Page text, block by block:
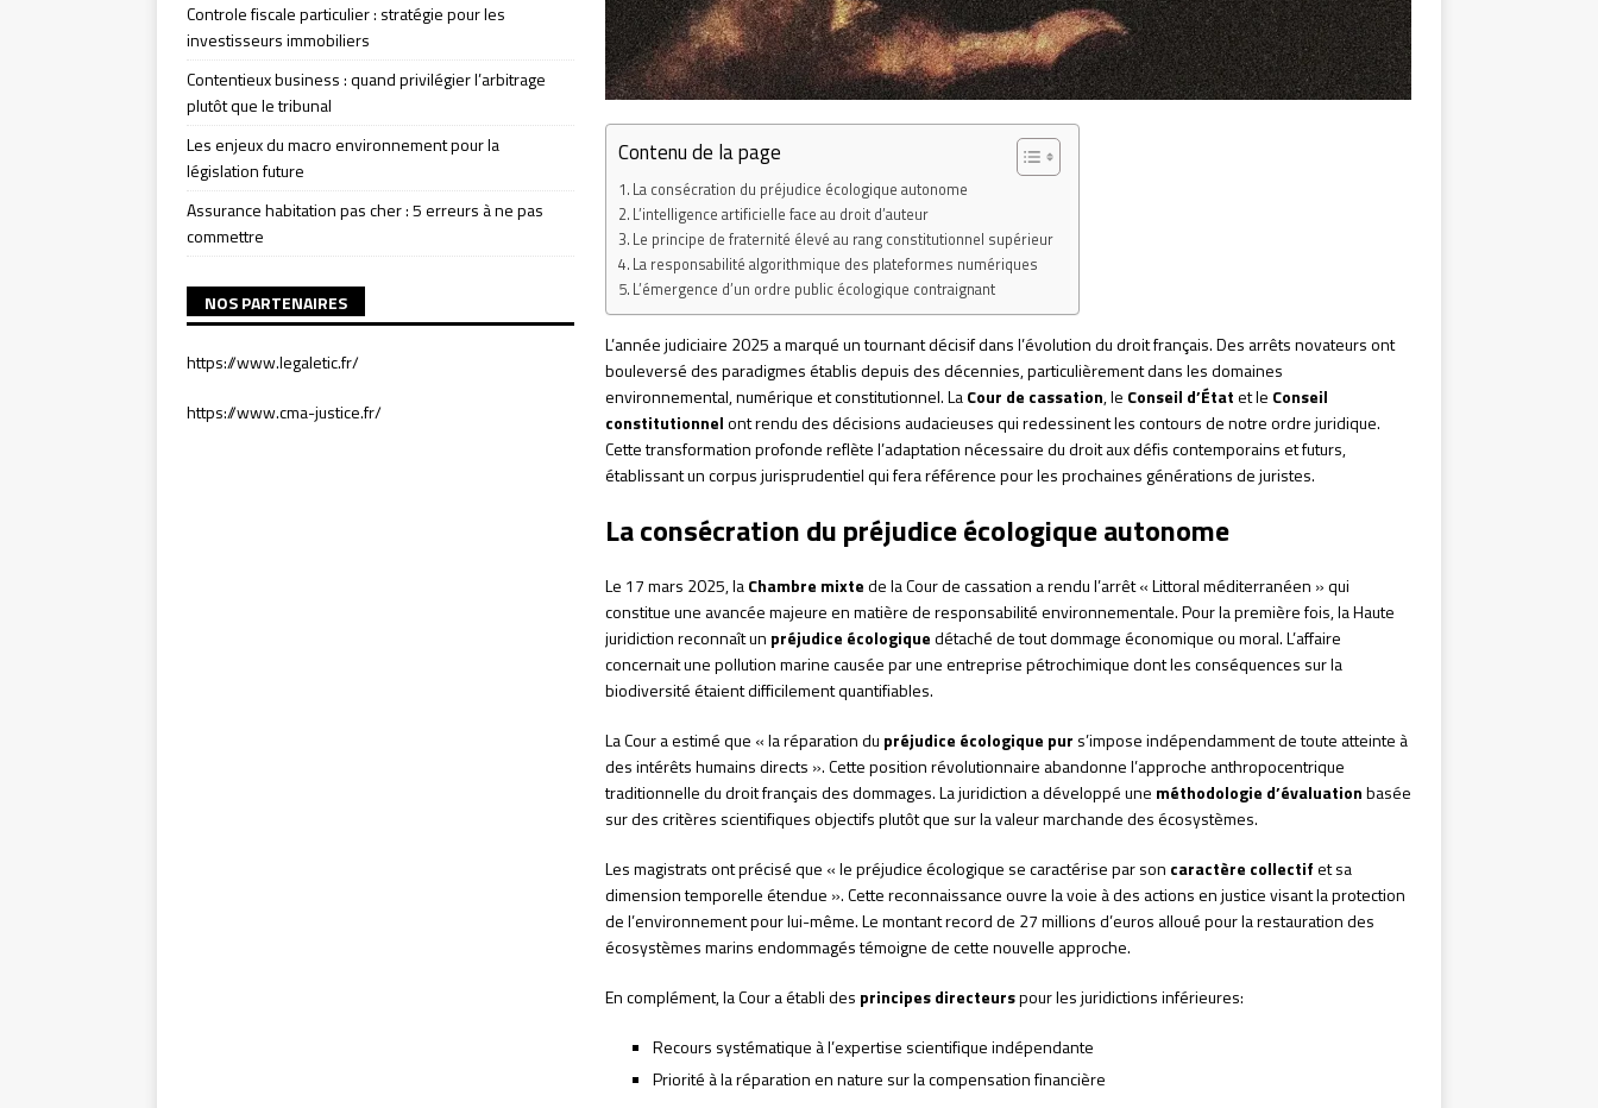
Contenu de la page
La consécration du préjudice écologique autonome
L’intelligence artificielle face au droit d’auteur
Le principe de fraternité élevé au rang constitutionnel supérieur
La responsabilité algorithmique des plateformes numériques
L’émergence d’un ordre public écologique contraignant
L’année judiciaire 2025 a marqué un tournant décisif dans l’évolution du droit français. Des arrêts novateurs ont
bouleversé des paradigmes établis depuis des décennies, particulièrement dans les domaines
environnemental, numérique et constitutionnel. LaCour de cassation, le Conseil d’Étatet le Conseil
constitutionnelont rendu des décisions audacieuses qui redessinent les contours de notre ordre juridique.
Cette transformation profonde reflète l’adaptation nécessaire du droit aux défis contemporains et futurs,
établissant un corpus jurisprudentiel qui fera référence pour les prochaines générations de juristes.
La consécration du préjudice écologique autonome
Le 17 mars 2025, laChambre mixtede la Cour de cassation a rendu l’arrêt « Littoral méditerranéen » qui
constitue une avancée majeure en matière de responsabilité environnementale. Pour la première fois, la Haute
juridiction reconnaît un préjudice écologiquedétaché de tout dommage économique ou moral. L’affaire
concernait une pollution marine causée par une entreprise pétrochimique dont les conséquences sur la
biodiversité étaient difficilement quantifiables.
La Cour a estimé que « la réparation du préjudice écologique pur s’impose indépendamment de toute atteinte à
des intérêts humains directs ». Cette position révolutionnaire abandonne l’approche anthropocentrique
traditionnelle du droit français des dommages. La juridiction a développé une méthodologie d’évaluationbasée
sur des critères scientifiques objectifs plutôt que sur la valeur marchande des écosystèmes.
Les magistrats ont précisé que « le préjudice écologique se caractérise par son caractère collectifet sa
dimension temporelle étendue ». Cette reconnaissance ouvre la voie à des actions en justice visant la protection
de l’environnement pour lui-même. Le montant record de 27 millions d’euros alloué pour la restauration des
écosystèmes marins endommagés témoigne de cette nouvelle approche.
En complément, la Cour a établi des principes directeurspour les juridictions inférieures:
Recours systématique à l’expertise scientifique indépendante
Priorité à la réparation en nature sur la compensation financière
Controle fiscale particulier : stratégie pour les
investisseurs immobiliers
Contentieux business : quand privilégier l’arbitrage
plutôt que le tribunal
Les enjeux du macro environnement pour la
législation future
Assurance habitation pas cher : 5 erreurs à ne pas
commettre
NOS PARTENAIRES
https://www.legaletic.fr/
https://www.cma-justice.fr/